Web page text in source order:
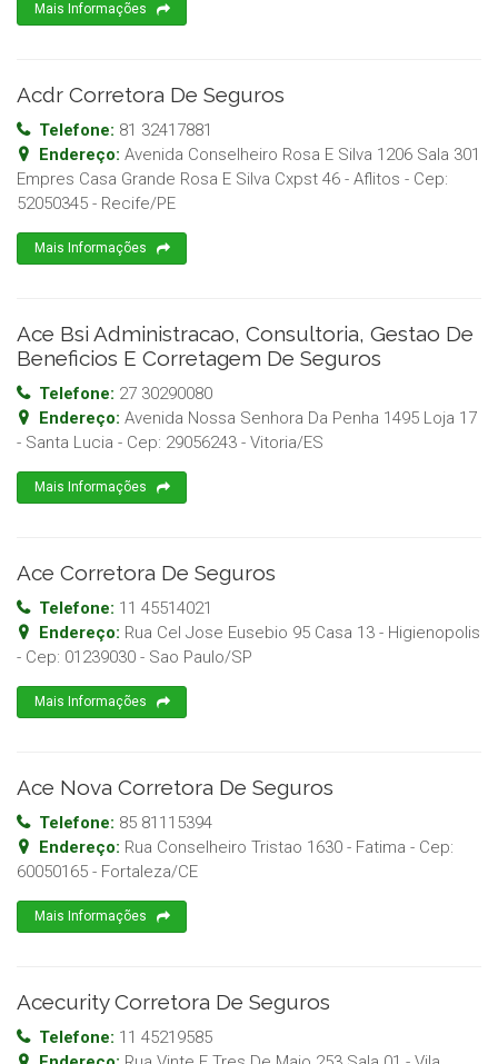
Mais Informações
Acdr Corretora De Seguros
Telefone: 81 32417881
Endereço: Avenida Conselheiro Rosa E Silva 1206 Sala 301
Empres Casa Grande Rosa E Silva Cxpst 46 - Aflitos - Cep:
52050345 - Recife/PE
Mais Informações
Ace Bsi Administracao, Consultoria, Gestao De
Beneficios E Corretagem De Seguros
Telefone: 27 30290080
Endereço: Avenida Nossa Senhora Da Penha 1495 Loja 17
- Santa Lucia - Cep: 29056243 - Vitoria/ES
Mais Informações
Ace Corretora De Seguros
Telefone: 11 45514021
Endereço: Rua Cel Jose Eusebio 95 Casa 13 - Higienopolis
- Cep: 01239030 - Sao Paulo/SP
Mais Informações
Ace Nova Corretora De Seguros
Telefone: 85 81115394
Endereço: Rua Conselheiro Tristao 1630 - Fatima - Cep:
60050165 - Fortaleza/CE
Mais Informações
Acecurity Corretora De Seguros
Telefone: 11 45219585